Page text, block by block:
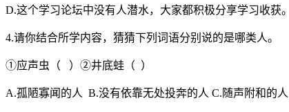
D.这个学习论坛中没有人潜水，大家都积极分享学习收获
4.请你结合所学内容，猜猜下列词语分别说的是哪类人。
①应声虫（ ）②井底蛙（ ）
A.孤陋寡闻的人 B.没有依靠无处投奔的人 C.随声附和的人